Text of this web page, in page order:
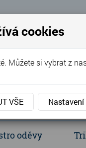
+420 737 352 016
oděvy
cookies
Můžete si vybrat z
VŠE Nastavení